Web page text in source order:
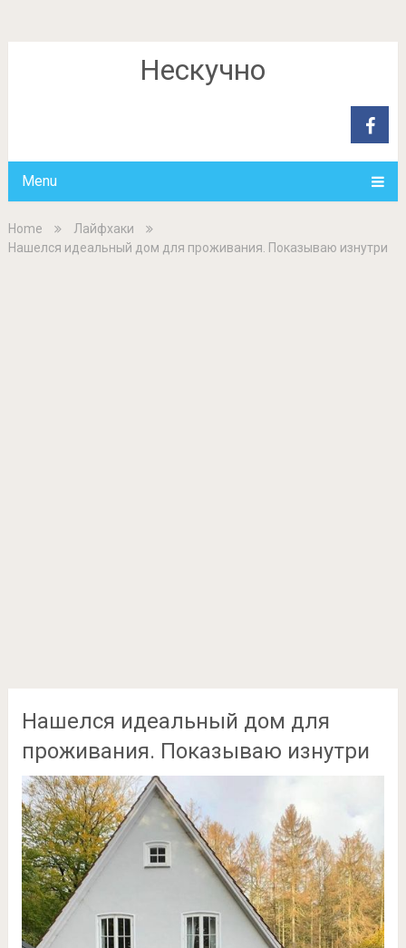
Нескучно
Menu
Home
Лайфхаки
Нашелся идеальный дом для проживания. Показываю изнутри
Нашелся идеальный дом для
проживания. Показываю изнутри